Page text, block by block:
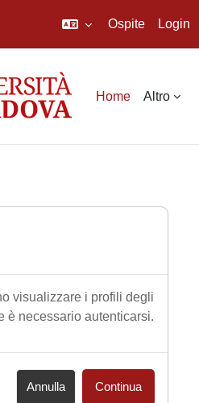
Ospite Login
Home Altro
visualizzare i profili degli
è necessario autenticarsi.
Annulla Continua